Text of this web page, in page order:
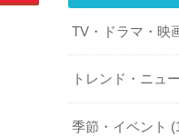
TV・ドラマ・映
トレンド・ニュ
季節・イベント